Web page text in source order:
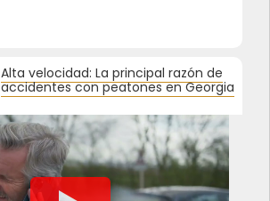
Alta velocidad: La principal razón de
accidentes con peatones en Georgia
¿Sabías que el 20% de los accidentes
ocurren en estacionamientos?